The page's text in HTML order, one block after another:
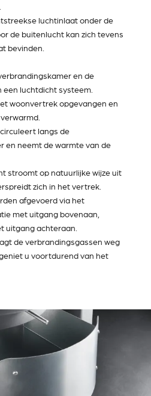
luchtinlaat onder de
de buitenlucht kan zich tevens
bevinden.
en de
een luchtdicht systeem.
woonvertrek opgevangen en
langs de
en neemt de warmte van de
stroomt op natuurlijke wijze uit
zich in het vertrek.
afgevoerd via het
met uitgang bovenaan,
uitgang achteraan.
de verbrandingsgassen weg
u voortdurend van het